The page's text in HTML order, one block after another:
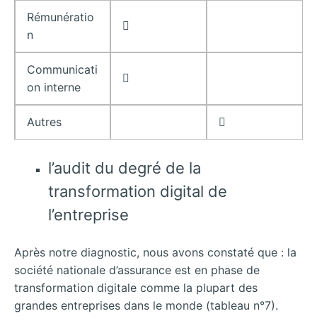
Rémunératio
n

Communicati
on interne

Autres 
l’audit du degré de la
transformation digital de
l’entreprise
Après notre diagnostic, nous avons constaté que : la
société nationale d’assurance est en phase de
transformation digitale comme la plupart des
grandes entreprises dans le monde (tableau n°7).